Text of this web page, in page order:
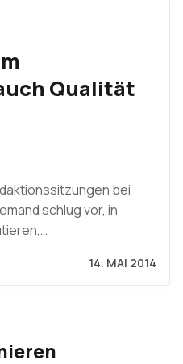
Qualität
bei
schlug vor, in
14. MAI 2014